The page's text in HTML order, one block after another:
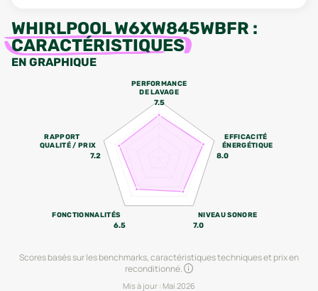
WHIRLPOOL W6XW845WBFR :
CARACTÉRISTIQUES
EN GRAPHIQUE
PERFORMANCE
DE LAVAGE
7.5
EFFICACITÉ
ÉNERGÉTIQUE
8.0
NIVEAU SONORE
7.0
FONCTIONNALITÉS
6.5
RAPPORT
QUALITÉ / PRIX
7.2
Scores basés sur les benchmarks, caractéristiques techniques et prix en
reconditionné.
Mis à jour : Mai 2026